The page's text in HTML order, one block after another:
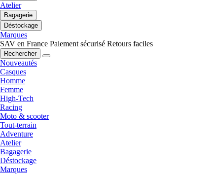
Atelier
Bagagerie
Déstockage
Marques
SAV en France Paiement sécurisé Retours faciles
Rechercher
Nouveautés
Casques
Homme
Femme
High-Tech
Racing
Moto & scooter
Tout-terrain
Adventure
Atelier
Bagagerie
Déstockage
Marques